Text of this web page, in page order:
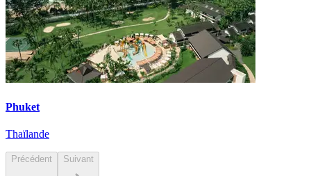
Phuket
Thaïlande
Précédent Suivant